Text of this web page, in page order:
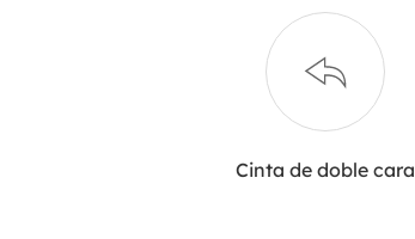
Cinta de doble cara